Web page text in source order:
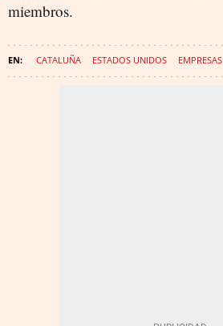
miembros.
CATALUÑA ESTADOS UNIDOS EMPRESAS